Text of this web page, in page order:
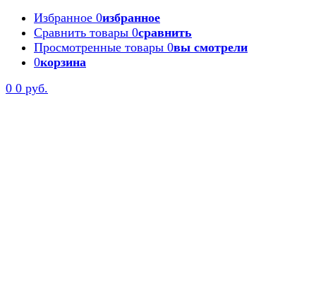
Избранное 0избранное
Сравнить товары 0сравнить
Просмотренные товары 0вы смотрели
0корзина
0 0 руб.